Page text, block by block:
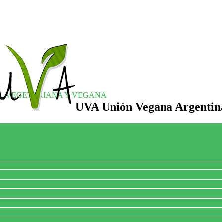
VEGETARIANA Y VEGANA
UVA Unión Vegana